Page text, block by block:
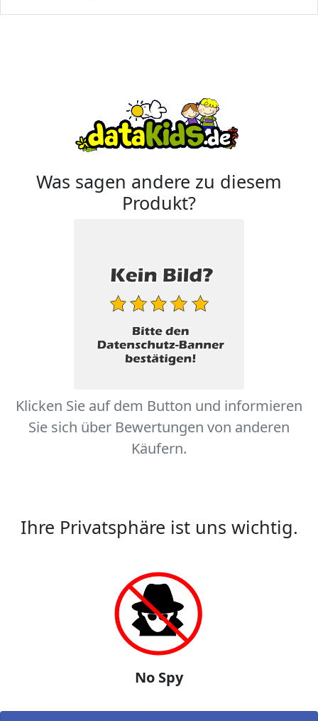
Was sagen andere zu diesem
Produkt?
Klicken Sie auf dem Button und informieren
Sie sich über Bewertungen von anderen
Käufern.
Ihre Privatsphäre ist uns wichtig.
No Spy